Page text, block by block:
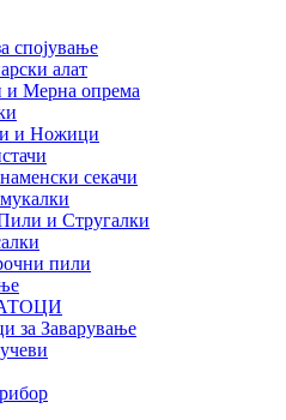
спојување
алат
и Мерна опрема
и Ножици
секачи
и Стругалки
пили
за Заварување